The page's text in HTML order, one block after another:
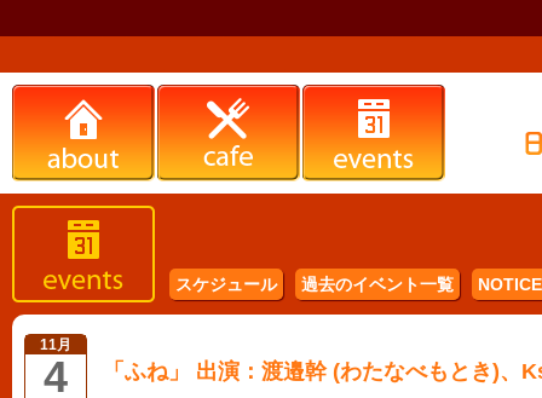
スケジュール 過去のイベント一覧
11月
4 「ふね」 出演：渡邉幹 (わたなべもとき)、